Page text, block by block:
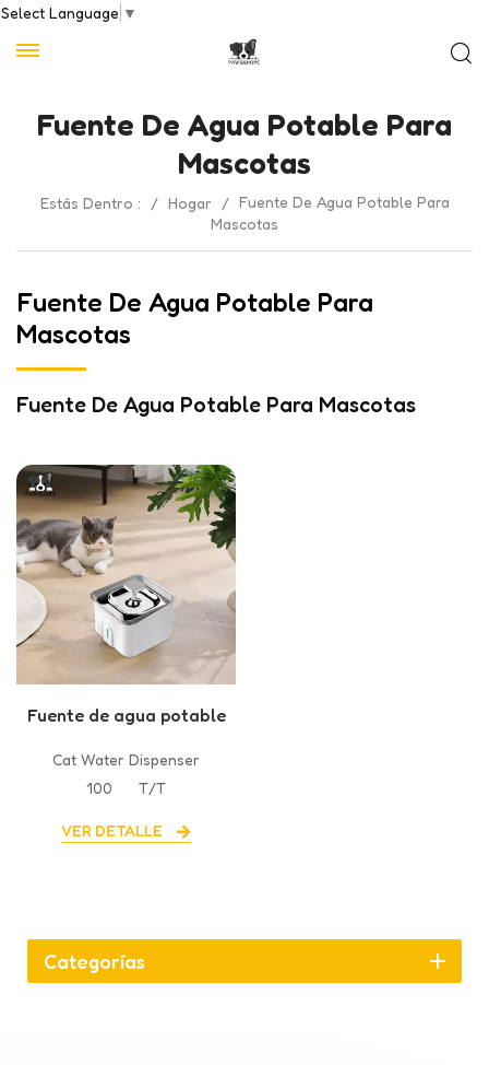
Select Language ▼
Fuente De Agua Potable Para
Mascotas
Estás Dentro : / Hogar / Fuente De Agua Potable Para
Mascotas
Fuente De Agua Potable Para
Mascotas
Fuente De Agua Potable Para Mascotas
Fuente de agua potable
Cat Water Dispenser
100
T/T
VER DETALLE
Categorías